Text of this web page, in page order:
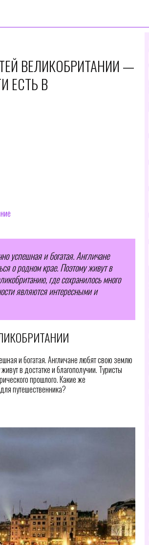
ВЕЛИКОБРИТАНИИ —
ЕСТЬ В
успешная и богатая. Англичане
о родном крае. Поэтому живут в
где сохранилось много
являются интересными и
и богатая. Англичане любят свою землю
в достатке и благополучии. Туристы
прошлого. Какие же
путешественника?